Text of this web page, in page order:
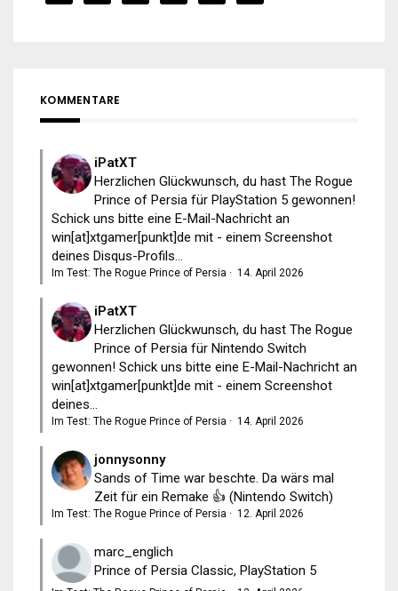
KOMMENTARE
iPatXT
Herzlichen Glückwunsch, du hast The Rogue
Prince of Persia für PlayStation 5 gewonnen!
Schick uns bitte eine E-Mail-Nachricht an
win[at]xtgamer[punkt]de mit - einem Screenshot
deines Disqus-Profils...
Im Test: The Rogue Prince of Persia · 14. April 2026
iPatXT
Herzlichen Glückwunsch, du hast The Rogue
Prince of Persia für Nintendo Switch
gewonnen! Schick uns bitte eine E-Mail-Nachricht an
win[at]xtgamer[punkt]de mit - einem Screenshot
deines...
Im Test: The Rogue Prince of Persia · 14. April 2026
jonnysonny
Sands of Time war beschte. Da wärs mal
Zeit für ein Remake 👍 (Nintendo Switch)
Im Test: The Rogue Prince of Persia · 12. April 2026
marc_englich
Prince of Persia Classic, PlayStation 5